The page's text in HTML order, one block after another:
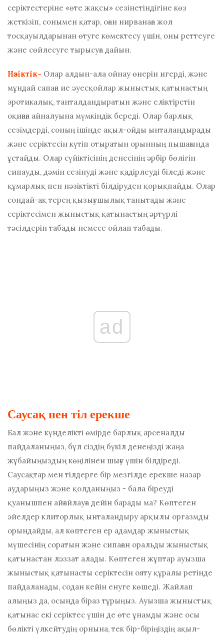
серіктестеріне «өте жақсы» сезінетіндігіне көз
жеткізіп, сонымен қатар, оған нирванаға жол
тосқауылдарынан өтуге көмектесу үшін, оны реттеуге
және сөйлесуге тырысуға дайын.
Нәзіктік- Олар алдын-ала ойнау өнерін игерді, және
мұндай сапаға ие әуесқойлар жыныстық қатынастың
эротикалық, танталдандыратын және еліктіретін
оқиғаға айналуына мүмкіндік береді. Олар барлық
сезімдерді, соның ішінде ақыл-ойды ынталандырады
және серіктесін күтіп отыратын орынның пышағында
ұстайды. Олар сүйіктісінің денесінің әрбір бөлігін
сипауды, дәмін сезінуді және қадірлеуді біледі және
құмарлық пен нәзіктікті білдіруден қорықпайды. Олар
сондай-ақ терең қызығушылық танытады және
серіктесімен жыныстық қатынастың әртүрлі
тәсілдерін табады немесе ойлап табады.
ad
Саусақ пен тіл ерекше
Бал және күнделікті өмірде барлық арсеналды
пайдаланыңыз, бұл сіздің бүкіл денеңізді жаңа
жұбайыңыздың көңілінен шығу үшін білдіреді.
Саусақтар мен тілдерге бір мезгілде ерекше назар
аударыңыз және қолданыңыз - бала біреуді
қуанышпен айғайлауға дейін барады ма? Көптеген
әйелдер клиторлық ынталандыру арқылы оргазмды
орындайды, ал көптеген ер адамдар жыныстық
мүшесінің соратын және сипаған оральды жыныстық
қатынастан ләззат алады. Көптеген жұптар ауызша
жыныстық қатынасты серіктесін ояту құралы ретінде
пайдаланады, содан кейін енуге көшеді. Жайлап
алыңыз да, осында біраз тұрыңыз. Ауызша жыныстық
қатынас екі серіктес үшін де өте ұнамды және осы
бөлікті үлкейтудің орнына, тек бір-біріңіздің ақыл-